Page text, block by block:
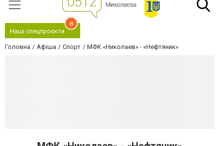
Наші спецпроєкти
8
Головна Афіша Спорт МФК «Николаев» - «Нефтяник»